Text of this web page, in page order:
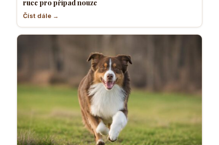
ruce pro případ nouze
Číst dále →